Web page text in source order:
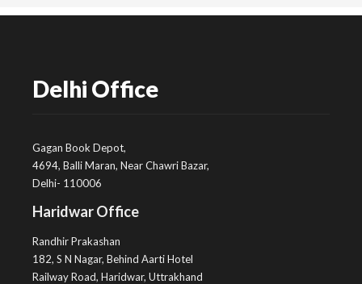
Delhi Office
Gagan Book Depot,
4694, Balli Maran, Near Chawri Bazar,
Delhi- 110006
Haridwar Office
Randhir Prakashan
182, S N Nagar, Behind Aarti Hotel
Railway Road, Haridwar, Uttrakhand